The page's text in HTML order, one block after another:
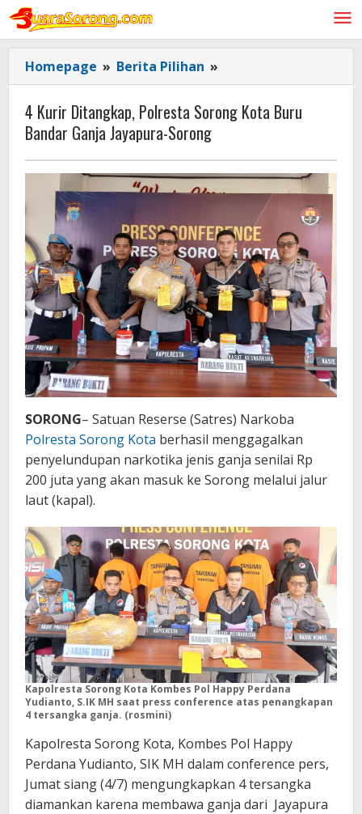
Lewati
konten
Homepage » Berita Pilihan »
Kurir
Ditangkap,
Polresta
Kota
Buru
Bandar
Ganja
Jayapura-
Sorong
4 Kurir Ditangkap, Polresta Sorong Kota Buru
Bandar Ganja Jayapura-Sorong
SORONG– Satuan Reserse (Satres) Narkoba
Polresta Sorong Kota berhasil menggagalkan
penyelundupan narkotika jenis ganja senilai Rp
200 juta yang akan masuk ke Sorong melalui jalur
laut (kapal).
Kapolresta Sorong Kota Kombes Pol Happy Perdana
Yudianto, S.IK MH saat press conference atas penangkapan
4 tersangka ganja. (rosmini)
Kapolresta Sorong Kota, Kombes Pol Happy
Perdana Yudianto, SIK MH dalam conference pers,
Jumat siang (4/7) mengungkapkan 4 tersangka
diamankan karena membawa ganja dari Jayapura